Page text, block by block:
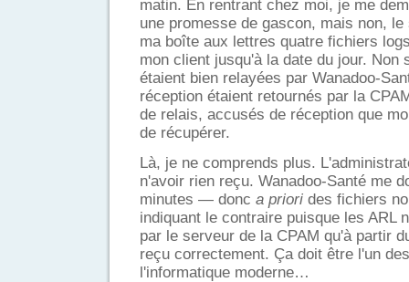
matin. En rentrant chez moi, je me
une promesse de gascon, mais non,
ma boîte aux lettres quatre fichiers
mon client jusqu'à la date du jour. Non
étaient bien relayées par Wanadoo-
réception étaient retournés par la
de relais, accusés de réception que
de récupérer.
Là, je ne comprends plus.
n'avoir rien reçu. Wanadoo-Santé me
minutes — donc a priori des fichiers
indiquant le contraire puisque les ARL
par le serveur de la CPAM qu'à partir
reçu correctement. Ça doit être l'un
l'informatique moderne…